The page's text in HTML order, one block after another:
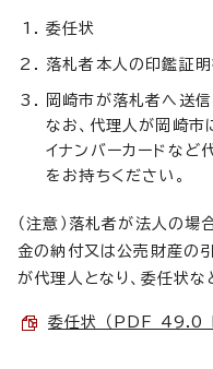
委任状
落札者本人の印鑑証
岡崎市が落札者へ送
なお、代理人が岡崎市
イナンバーカードなど
をお持ちください。
（注意）落札者が法人の
金の納付又は公売財産の
が代理人となり、委任状な
委任状 （PDF 49.0